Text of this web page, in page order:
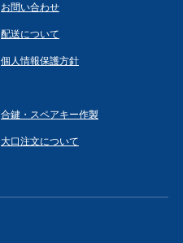
お問い合わせ
配送について
個人情報保護方針
合鍵・スペアキー作製
大口注文について